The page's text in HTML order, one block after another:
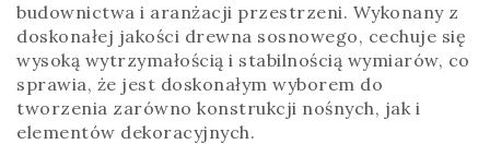
budownictwa i aranżacji przestrzeni. Wykonany z
doskonałej jakości drewna sosnowego, cechuje się
wysoką wytrzymałością i stabilnością wymiarów, co
sprawia, że jest doskonałym wyborem do
tworzenia zarówno konstrukcji nośnych, jak i
elementów dekoracyjnych.